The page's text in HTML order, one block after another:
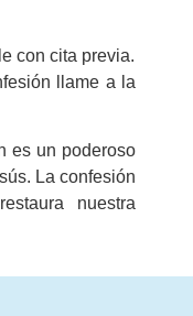
con cita previa.
llame a la
es un poderoso
La confesión
nuestra